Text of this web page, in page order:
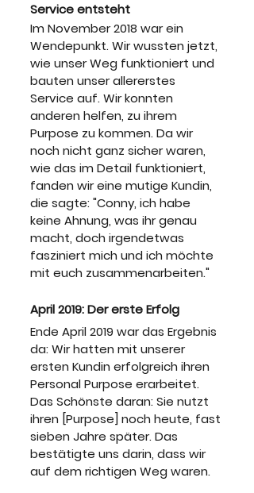
Service entsteht
Im November 2018 war ein
Wendepunkt. Wir wussten jetzt,
wie unser Weg funktioniert und
bauten unser allererstes
Service auf. Wir konnten
anderen helfen, zu ihrem
Purpose zu kommen. Da wir
noch nicht ganz sicher waren,
wie das im Detail funktioniert,
fanden wir eine mutige Kundin,
die sagte: "Conny, ich habe
keine Ahnung, was ihr genau
macht, doch irgendetwas
fasziniert mich und ich möchte
mit euch zusammenarbeiten."
April 2019: Der erste Erfolg
Ende April 2019 war das Ergebnis
da: Wir hatten mit unserer
ersten Kundin erfolgreich ihren
Personal Purpose erarbeitet.
Das Schönste daran: Sie nutzt
ihren [Purpose] noch heute, fast
sieben Jahre später. Das
bestätigte uns darin, dass wir
auf dem richtigen Weg waren.